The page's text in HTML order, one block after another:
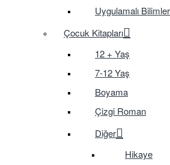
Uygulamalı
Çocuk Kitapları
12 + Yaş
7-12 Yaş
Boyama
Çizgi Roman
Diğer
Hikaye